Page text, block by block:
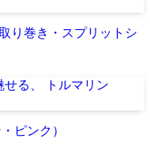
り巻き・スプリットシ
ピンク）